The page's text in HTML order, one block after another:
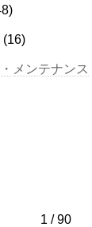
(16)
メンテナンス
1 / 90